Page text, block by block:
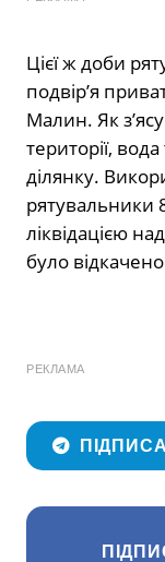
Цієї ж доби
подвір’я
Малин. Як
території,
ділянку.
рятувальники
ліквідацією
було
РЕКЛАМА